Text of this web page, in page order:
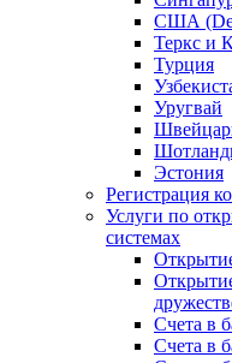
США
Теркс и
Турция
Уругвай
Эстония
Регистрация
Услуги по
системах
Счета в
Счета в